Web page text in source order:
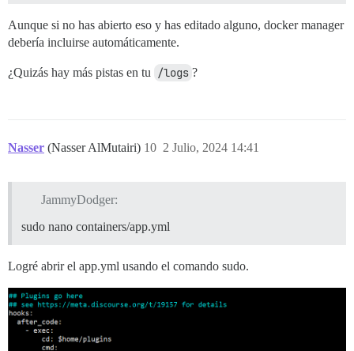
Aunque si no has abierto eso y has editado alguno, docker manager
debería incluirse automáticamente.
¿Quizás hay más pistas en tu /logs ?
Nasser (Nasser AlMutairi) 2 Julio, 2024 14:41
10
JammyDodger:
sudo nano containers/app.yml
Logré abrir el app.yml usando el comando sudo.